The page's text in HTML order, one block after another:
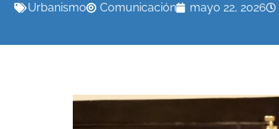
Urbanismo Comunicación mayo 22, 2026